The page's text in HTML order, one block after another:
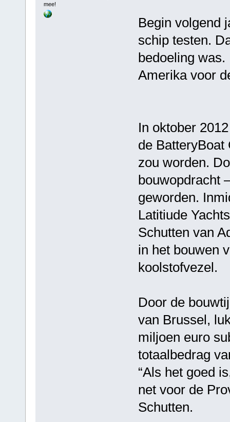
mee!
Begin volgend
schip testen.
bedoeling
Amerika voor
In oktober
de BatteryBoat
zou worden.
bouwopdracht
geworden.
Latitiude
Schutten van
in het bouwen
koolstofvezel.
Door de
van Brussel,
miljoen euro
totaalbedrag
“Als het goed
net voor de
Schutten.